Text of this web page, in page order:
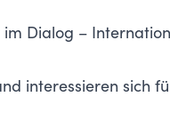
Dialog –
interessieren sich